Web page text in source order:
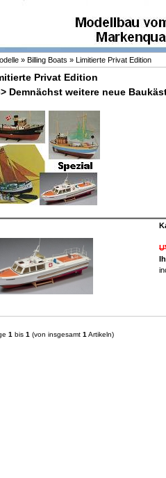
» Billing Boats » Limitierte Privat Edition
Privat Edition
Demnächst weitere neue
1 bis 1 (von insgesamt 1 Artikeln)